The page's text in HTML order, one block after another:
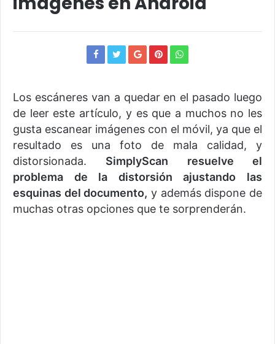
Los escáneres van a quedar en el pasado luego
de leer este artículo, y es que a muchos no les
gusta escanear imágenes con el móvil, ya que el
resultado es una foto de mala calidad, y
distorsionada. SimplyScan resuelve el
problema de la distorsión ajustando las
esquinas del documento, y además dispone de
muchas otras opciones que te sorprenderán.